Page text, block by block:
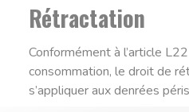
Rétractation
Conformément à l’article
consommation, le droit de
s’appliquer aux denrées